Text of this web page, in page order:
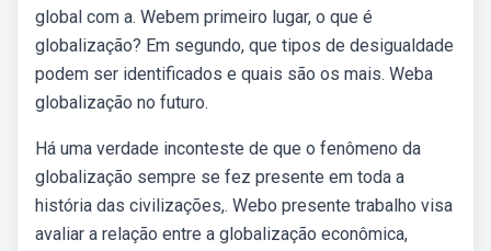
global com a. Webem primeiro lugar, o que é
globalização? Em segundo, que tipos de desigualdade
podem ser identificados e quais são os mais. Weba
globalização no futuro.
Há uma verdade inconteste de que o fenômeno da
globalização sempre se fez presente em toda a
história das civilizações,. Webo presente trabalho visa
avaliar a relação entre a globalização econômica,